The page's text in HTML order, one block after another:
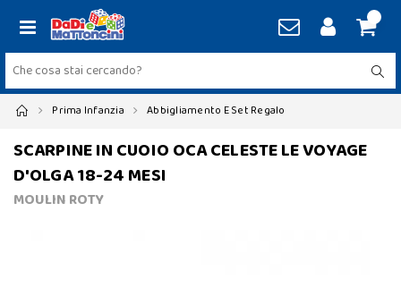
Prima Infanzia Abbigliamento E Set Regalo
SCARPINE IN CUOIO OCA CELESTE LE VOYAGE
D'OLGA 18-24 MESI
MOULIN ROTY